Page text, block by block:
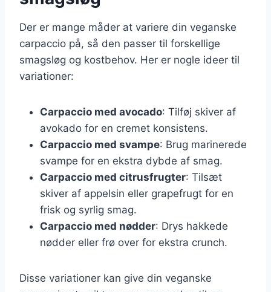
Der er mange måder at variere din veganske
carpaccio på, så den passer til forskellige
smagsløg og kostbehov. Her er nogle ideer til
variationer:
Carpaccio med avocado: Tilføj skiver af
avokado for en cremet konsistens.
Carpaccio med svampe: Brug marinerede
svampe for en ekstra dybde af smag.
Carpaccio med citrusfrugter: Tilsæt
skiver af appelsin eller grapefrugt for en
frisk og syrlig smag.
Carpaccio med nødder: Drys hakkede
nødder eller frø over for ekstra crunch.
Disse variationer kan give din veganske